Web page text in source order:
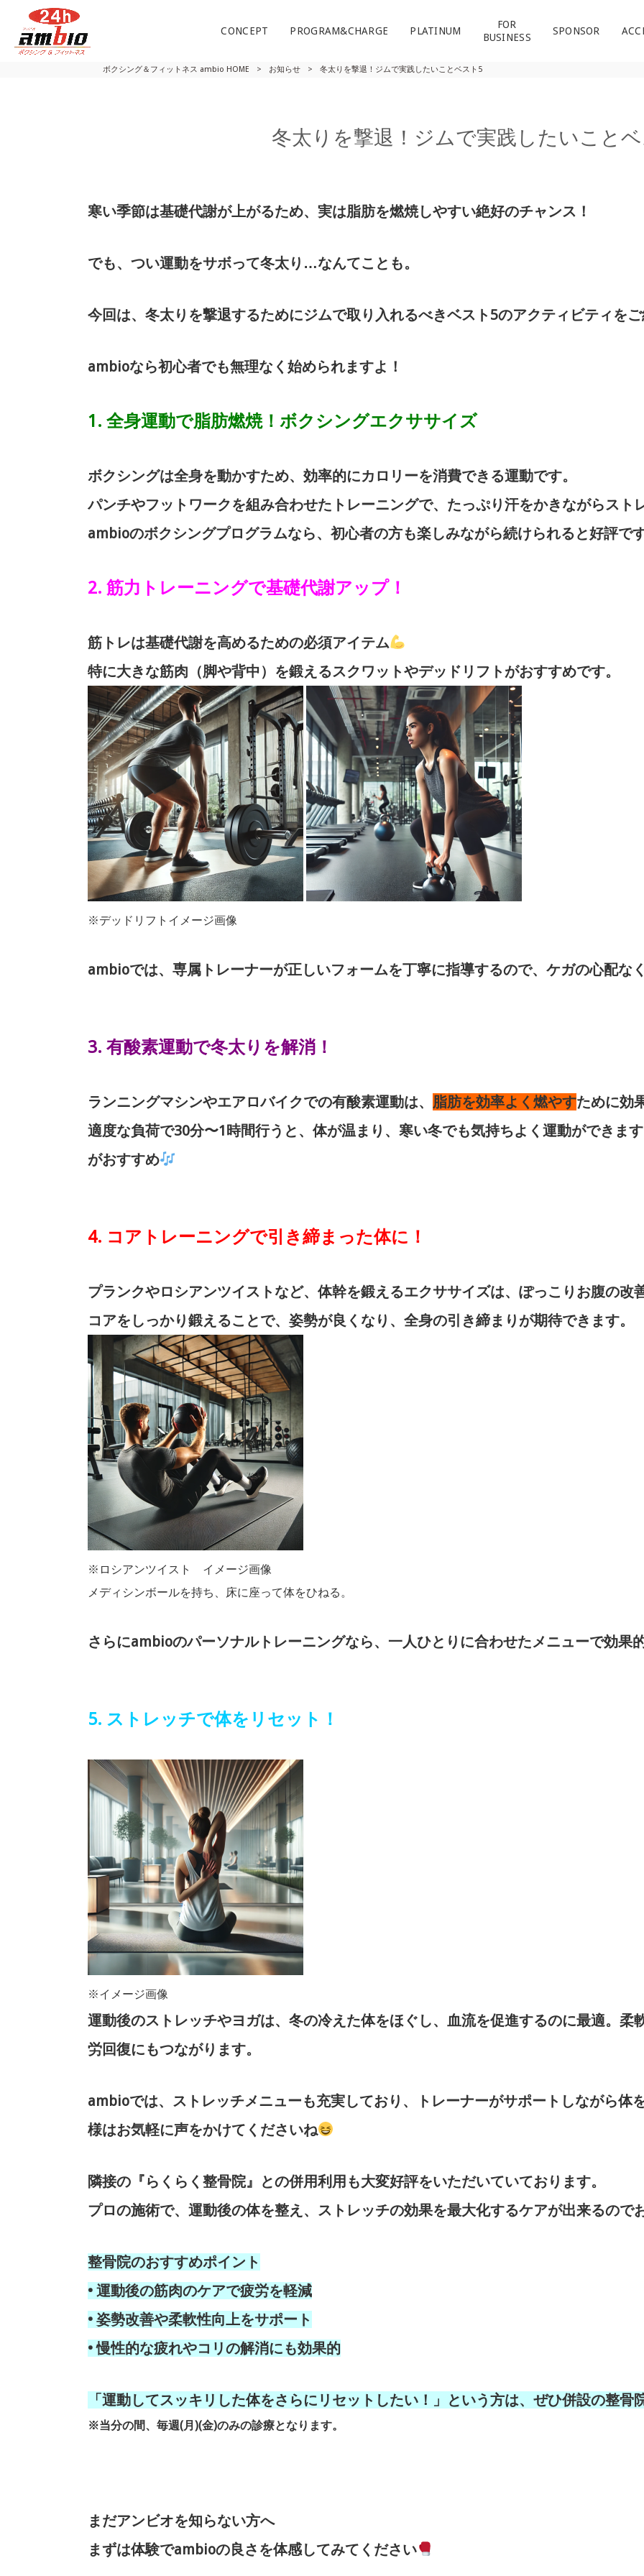
CONCEPT PROGRAM&CHARGE PLATINUM
FOR
BUSINESS
SPONSOR
ボクシング＆フィットネス ambio HOME > お知らせ > 冬太りを撃退！ジムで実践したいことベスト5
冬太りを撃退！ジムで実践したいこと
寒い季節は基礎代謝が上がるため、実は脂肪を燃焼しやすい絶好のチャンス！
でも、つい運動をサボって冬太り…なんてことも。
今回は、冬太りを撃退するためにジムで取り入れるべきベスト5のアクティビティをご
ambioなら初心者でも無理なく始められますよ！
1. 全身運動で脂肪燃焼！ボクシングエクササイズ
ボクシングは全身を動かすため、効率的にカロリーを消費できる運動です。
パンチやフットワークを組み合わせたトレーニングで、たっぷり汗をかきながらスト
ambioのボクシングプログラムなら、初心者の方も楽しみながら続けられると好評で
2. 筋力トレーニングで基礎代謝アップ！
筋トレは基礎代謝を高めるための必須アイテム
特に大きな筋肉（脚や背中）を鍛えるスクワットやデッドリフトがおすすめです。
※デッドリフトイメージ画像
ambioでは、専属トレーナーが正しいフォームを丁寧に指導するので、ケガの心配な
3. 有酸素運動で冬太りを解消！
ランニングマシンやエアロバイクでの有酸素運動は、 脂肪を効率よく燃やすために効
適度な負荷で30分〜1時間行うと、体が温まり、寒い冬でも気持ちよく運動ができま
がおすすめ
4. コアトレーニングで引き締まった体に！
プランクやロシアンツイストなど、体幹を鍛えるエクササイズは、ぽっこりお腹の改
コアをしっかり鍛えることで、姿勢が良くなり、全身の引き締まりが期待できます。
※ロシアンツイスト イメージ画像
メディシンボールを持ち、床に座って体をひねる。
さらにambioのパーソナルトレーニングなら、一人ひとりに合わせたメニューで効果
5. ストレッチで体をリセット！
※イメージ画像
運動後のストレッチやヨガは、冬の冷えた体をほぐし、血流を促進するのに最適。柔
労回復にもつながります。
ambioでは、ストレッチメニューも充実しており、トレーナーがサポートしながら体
様はお気軽に声をかけてくださいね
隣接の『らくらく整骨院』との併用利用も大変好評をいただいていております。
プロの施術で、運動後の体を整え、ストレッチの効果を最大化するケアが出来るので
整骨院のおすすめポイント
• 運動後の筋肉のケアで疲労を軽減
• 姿勢改善や柔軟性向上をサポート
• 慢性的な疲れやコリの解消にも効果的
「運動してスッキリした体をさらにリセットしたい！」という方は、ぜひ併設の整骨
※当分の間、毎週(月)(金)のみの診療となります。
まだアンビオを知らない方へ
まずは体験でambioの良さを体感してみてください